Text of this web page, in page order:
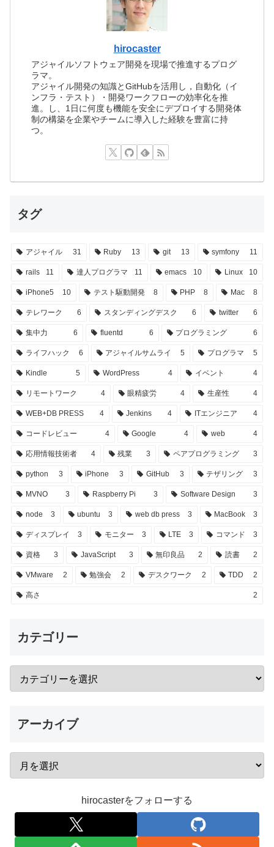
hirocaster
アジャイルソフトウェア開発を現場で推進するプログ
ラマ。
アジャイル開発の知識とGitHubを活用し，自動化（イ
ンフラ・テスト）・開発ワークフローの効率化を推
進。し、1日に何度も機能を安全にデプロイする開発体
制の構築を企業やチームに導入した経験を豊富に持
つ。
タグ
アジャイル 31 Ruby 13 git 13 symfony 11
rails 11 達人プログラマ 11 emacs 10 Linux 10
iPhone5 10 テスト駆動開発 8 PHP 8 Mac 8
テレワーク 6 スタンディングデスク 6 twitter 6
集中力 6 fluentd 6 プログラミング 6
ライフハック 6 アジャイルサムライ 5 プログラマ 5
Kindle 5 WordPress 4 イベント 4
リモートワーク 4 眼精疲労 4 生産性 4
WEB+DB PRESS 4 Jenkins 4 ITエンジニア 4
コードレビュー 4 Google 4 web 4
応用情報技術者 4 残業 3 ペアプログラミング 3
python 3 iPhone 3 GitHub 3 テザリング 3
MVNO 3 Raspberry Pi 3 Software Design 3
node 3 ubuntu 3 web db press 3 MacBook 3
ディスプレイ 3 モニター 3 LTE 3 コマンド 3
資格 3 JavaScript 3 無印良品 2 読書 2
VMware 2 勉強会 2 デスクワーク 2 TDD 2
高さ 2
カテゴリー
アーカイブ
hirocasterをフォローする